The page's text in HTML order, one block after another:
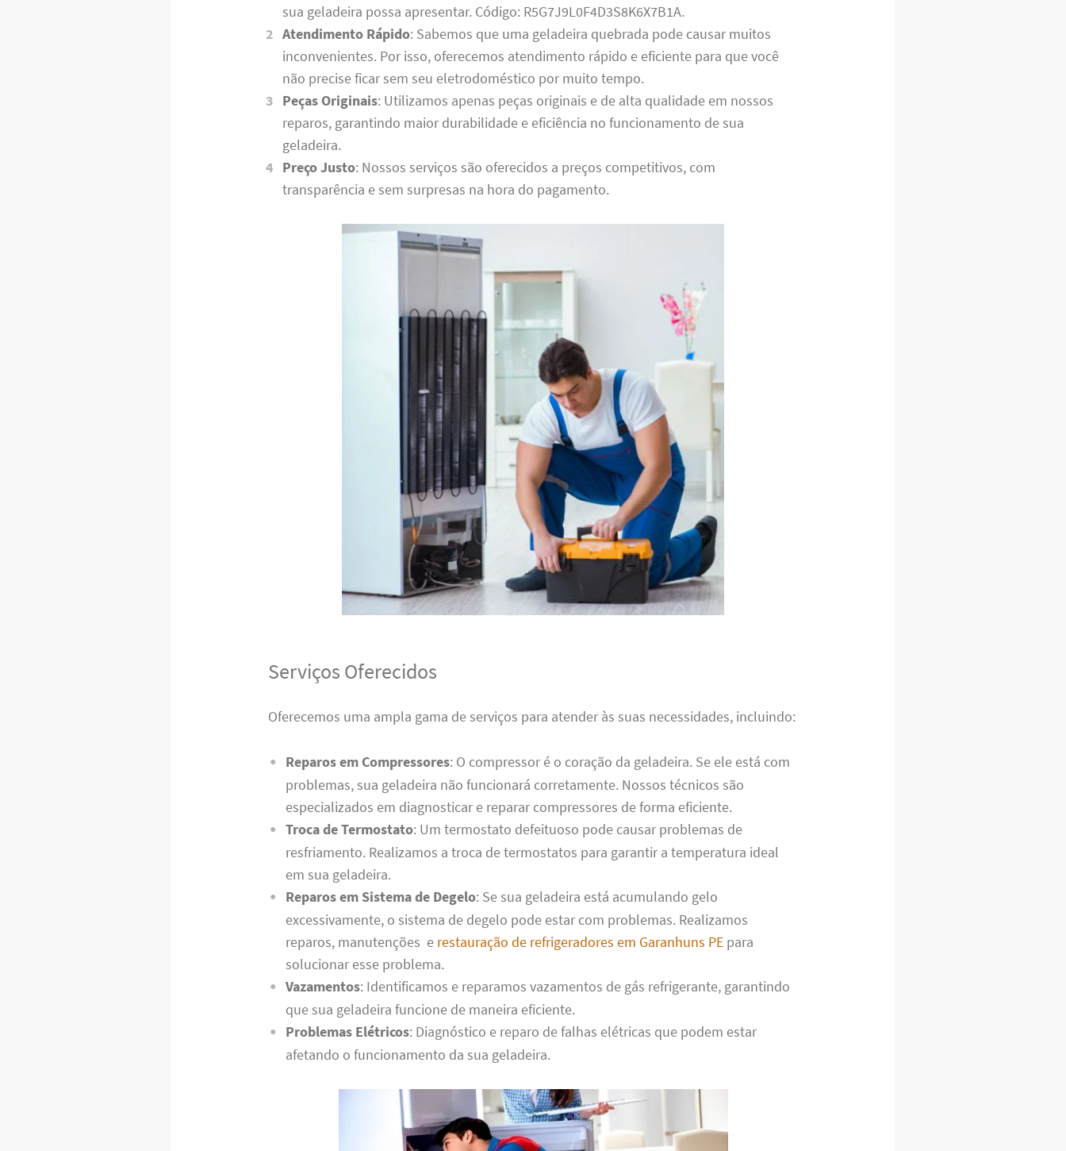
sua geladeira possa apresentar. Código: R5G7J9L0F4D3S8K6X7B1A.
Atendimento Rápido: Sabemos que uma geladeira quebrada pode causar muitos
inconvenientes. Por isso, oferecemos atendimento rápido e eficiente para que você
não precise ficar sem seu eletrodoméstico por muito tempo.
Peças Originais: Utilizamos apenas peças originais e de alta qualidade em nossos
reparos, garantindo maior durabilidade e eficiência no funcionamento de sua
geladeira.
Preço Justo: Nossos serviços são oferecidos a preços competitivos, com
transparência e sem surpresas na hora do pagamento.
Serviços Oferecidos
Oferecemos uma ampla gama de serviços para atender às suas necessidades, incluindo:
Reparos em Compressores: O compressor é o coração da geladeira. Se ele está com
problemas, sua geladeira não funcionará corretamente. Nossos técnicos são
especializados em diagnosticar e reparar compressores de forma eficiente.
Troca de Termostato: Um termostato defeituoso pode causar problemas de
resfriamento. Realizamos a troca de termostatos para garantir a temperatura ideal
em sua geladeira.
Reparos em Sistema de Degelo: Se sua geladeira está acumulando gelo
excessivamente, o sistema de degelo pode estar com problemas. Realizamos
reparos, manutenções e restauração de refrigeradores em Garanhuns PEpara
solucionar esse problema.
Vazamentos: Identificamos e reparamos vazamentos de gás refrigerante, garantindo
que sua geladeira funcione de maneira eficiente.
Problemas Elétricos: Diagnóstico e reparo de falhas elétricas que podem estar
afetando o funcionamento da sua geladeira.